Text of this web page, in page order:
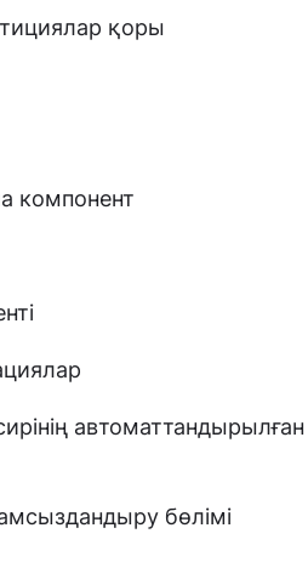
қоры
компонент
бөлімі